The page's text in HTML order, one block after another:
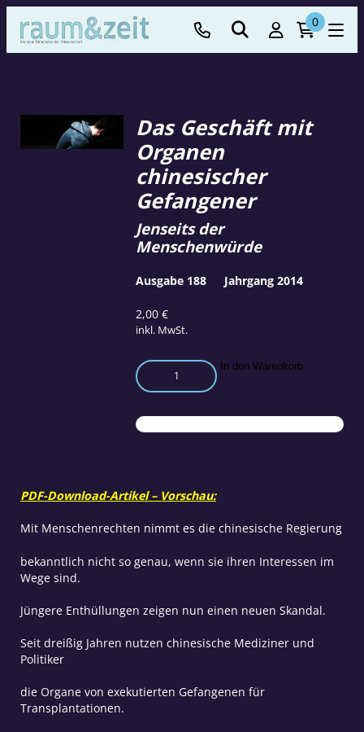
0
Das Geschäft mit
Organen
chinesischer
Gefangener
2,00€
inkl. MwSt.
Jenseits der
Menschenwürde
Das
Geschäft
Organen
chinesischer
In den Warenkorb
Ausgabe 188 Jahrgang 2014
PDF-Download-Artikel – Vorschau:
Mit Menschenrechten nimmt es die chinesische Regierung
bekanntlich nicht so genau, wenn sie ihren Interessen im
Wege sind.
Jüngere Enthüllungen zeigen nun einen neuen Skandal.
Seit dreißig Jahren nutzen chinesische Mediziner und
Politiker
die Organe von exekutierten Gefangenen für
Transplantationen.